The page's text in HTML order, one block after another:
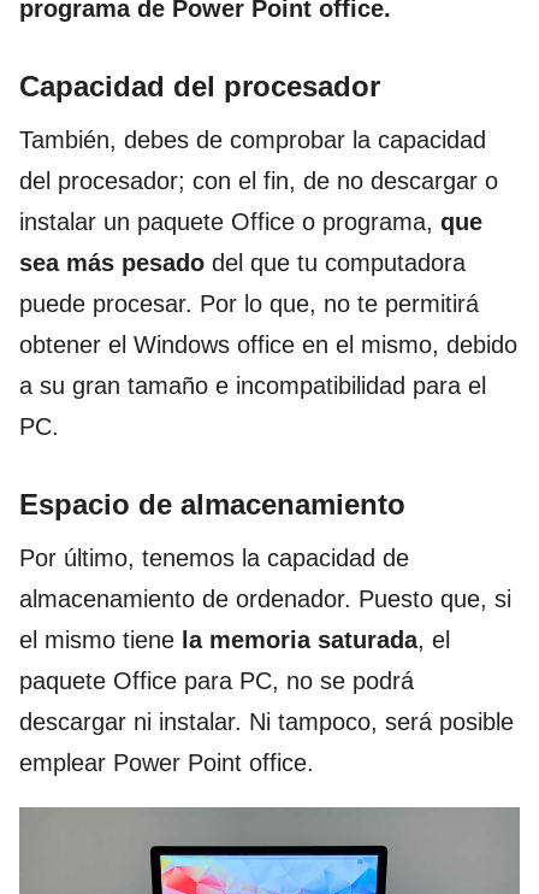
programa de Power Point office.
Capacidad del procesador
También, debes de comprobar la capacidad
de l procesador; con el fin, de no descargar o
instalar un paquete Office o programa, que
sea más pesado del que tu computadora
puede procesar. Por lo que, no te permitirá
obtener el Windows office en el mismo, debido
a su gran tamaño e incompatibilidad para el
PC.
Espacio de almacenamiento
Por último, tenemos la capacidad de
almacenamiento de ordenador. Puesto que, si
el mismo tiene la memoria saturada, el
paquete Office para PC, no se podrá
descargar ni instalar. Ni tampoco, será posible
emplear Power Point office.